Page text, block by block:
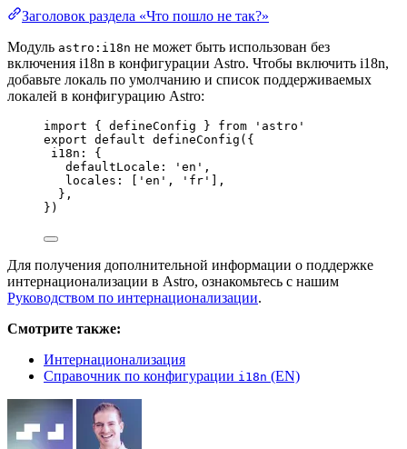
Заголовок раздела «Что пошло не так?»
Модуль astro:i18n не может быть использован без
включения i18n в конфигурации Astro. Чтобы включить i18n,
добавьте локаль по умолчанию и список поддерживаемых
локалей в конфигурацию Astro:
import { defineConfig } from ' astro '
export default defineConfig ({
i18n: {
defaultLocale:
' en ' ,
locales: [
' en ' , ' fr '
],
},
})
Для получения дополнительной информации о поддержке
интернационализации в Astro, ознакомьтесь с нашим
Руководством по интернационализации.
Смотрите также:
Интернационализация
Справочник по конфигурации i18n (EN)